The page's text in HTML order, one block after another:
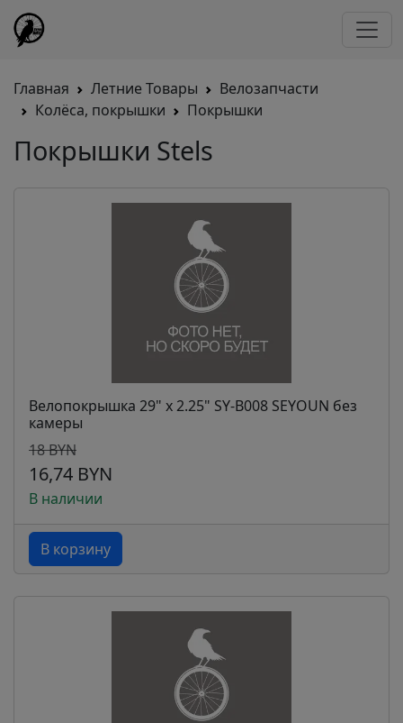
Главная Летние Товары
Велозапчасти
Колёса, покрышки
Покрышки
Покрышки Stels
Велопокрышка 29" x 2.25" SY-B008 SEYOUN без
камеры
18 BYN
16,74 BYN
В наличии
В корзину